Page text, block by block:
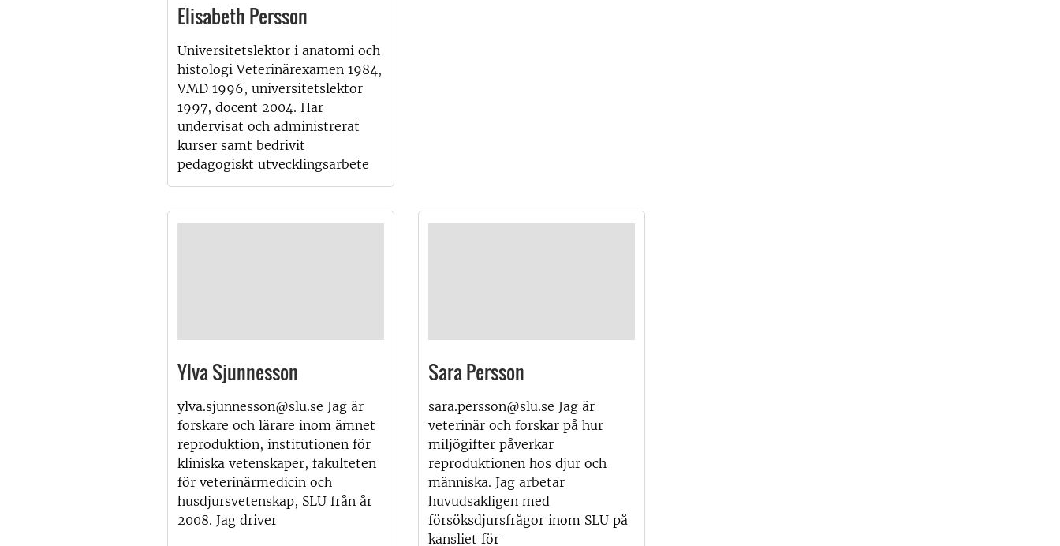
Elisabeth Persson
Universitetslektor i anatomi och
histologi Veterinärexamen 1984,
VMD 1996, universitetslektor
1997, docent 2004. Har
undervisat och administrerat
kurser samt bedrivit
pedagogiskt utvecklingsarbete
Ylva Sjunnesson
ylva.sjunnesson@slu.se Jag är
forskare och lärare inom ämnet
reproduktion, institutionen för
kliniska vetenskaper, fakulteten
för veterinärmedicin och
husdjursvetenskap, SLU från år
2008. Jag driver
Sara Persson
sara.persson@slu.se Jag är
veterinär och forskar på hur
miljögifter påverkar
reproduktionen hos djur och
människa. Jag arbetar
huvudsakligen med
försöksdjursfrågor inom SLU på
kansliet för